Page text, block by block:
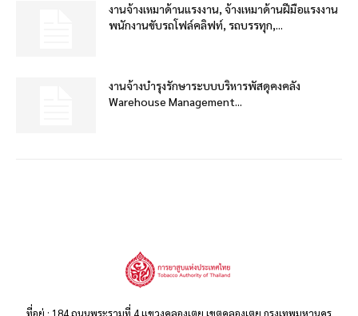
งานจ้างเหมาด้านแรงงาน, จ้างเหมาด้านฝีมือแรงงาน
พนักงานขับรถโฟล์คลิฟท์, รถบรรทุก,...
งานจ้างบำรุงรักษาระบบบริหารพัสดุคงคลัง
Warehouse Management...
ที่อยู่ : 184 ถนนพระรามที่ 4 แขวงคลองเตย เขตคลองเตย กรุงเทพมหานคร